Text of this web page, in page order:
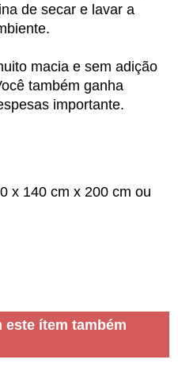
de secar e lavar a
.
macia e sem adição
também ganha
importante.
x 140 cm x 200 cm ou
este ítem também